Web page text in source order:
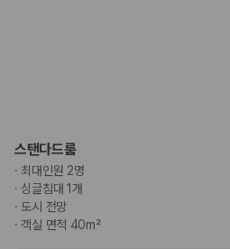
사고 발생 시 일정 금액
다.
슈퍼자차:
2000만 고객이 선택한 렌
스탠다드룸
· 최대인원 2명
·싱글침대 1개
· 도시 전망
·객실 면적 40m²